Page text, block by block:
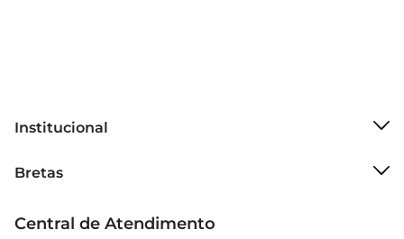
Institucional
Grupo Cencosud
Sobre privacidade
Bretas
Produtos Bretas
Central de Atendimento